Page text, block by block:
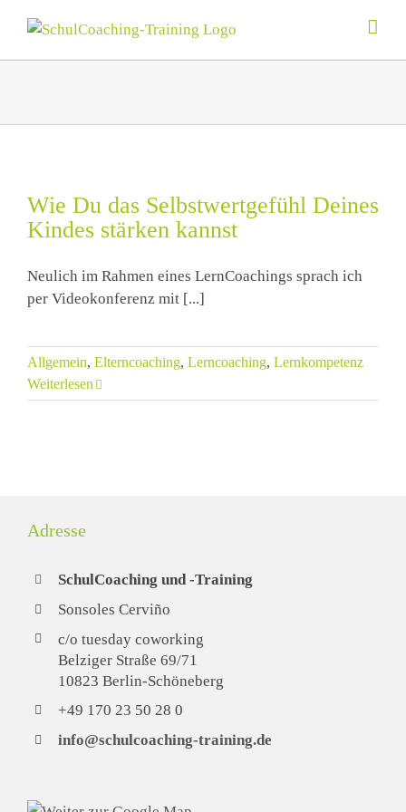
Inhalt
springen
Wie Du das Selbstwertgefühl Deines
Kindes stärken kannst
Neulich im Rahmen eines LernCoachings sprach ich
per Videokonferenz mit [...]
Allgemein, Elterncoaching, Lerncoaching, Lernkompetenz
Weiterlesen
Adresse
SchulCoaching und -Training
Sonsoles Cerviño
c/o tuesday coworking
Belziger Straße 69/71
10823 Berlin-Schöneberg
+49 170 23 50 28 0
info@schulcoaching-training.de